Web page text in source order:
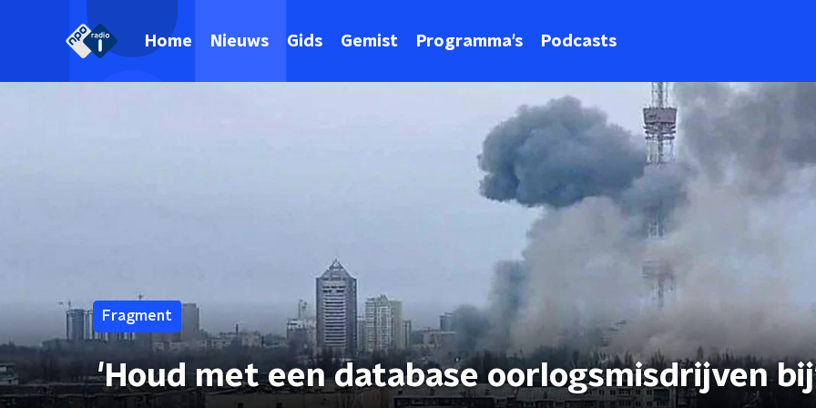
Home Nieuws Gids Gemist Programma's Podcasts
Fragment
'Houd met een database oorlogsmisdrijven